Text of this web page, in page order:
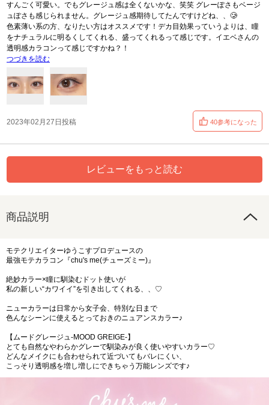
すんごく可愛い。でもグレージュ感は全くないかな、笑笑 グレーぽさもベージ
ュぽさも感じられません。グレージュ感期待してたんですけどね、、🥲
色素薄い系の方、なりたい方はオススメです！デカ目効果っていうよりは、瞳
をナチュラルに明るくしてくれる、盛ってくれるって感じです。イエベさんの
透明感カラコンって感じですかね？！
つづきを読む
2023年02月27日投稿 40参考になった
レビューをもっと読む
商品説明
モテクリエイターゆうこすプロデュースの
最強モテカラコン『chu's me(チューズミー)』
絶妙カラー×瞳に馴染むドット使いが
私の新しい“カワイイ”を引き出してくれる、、♡
ニューカラーは日常から女子会、特別な日まで
色んなシーンに使えるとっておきのニュアンスカラー♪
【ムードグレージュ-MOOD GREIGE-】
とても自然なやわらかグレーで馴染みが良く使いやすいカラー♡
どんなメイクにも合わせられて近づいてもバレにくい、
こっそり透明感を増し増しにできちゃう万能レンズです♪